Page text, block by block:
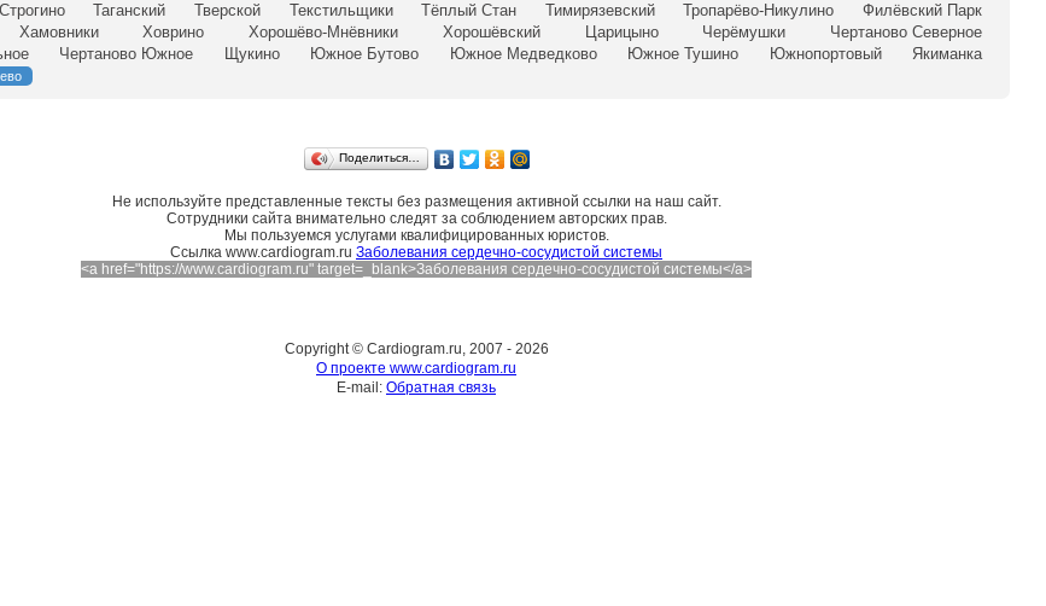
Строгино Таганский Тверской Текстильщики Тёплый Стан Тимирязевский Тропарёво-Никулино
Филёвский Парк
Хамовники Ховрино Хорошёво-Мнёвники Хорошёвский Царицыно Черёмушки
Чертаново Северное
Чертаново Южное Щукино Южное Бутово Южное Медведково Южное Тушино Южнопортовый
Якиманка
Поделиться…
Не используйте представленные тексты без размещения активной ссылки на наш сайт.
Сотрудники сайта внимательно следят за соблюдением авторских прав.
Мы пользуемся услугами квалифицированных юристов.
Cсылка www.cardiogram.ru Заболевания сердечно-сосудистой системы
<a href="https://www.cardiogram.ru" target=_blank>Заболевания сердечно-сосудистой системы</a>
Copyright © Cardiogram.ru, 2007 - 2026
О проекте www.cardiogram.ru
E-mail: Обратная связь